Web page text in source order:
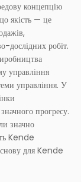
концепцію
якість — це
дослідних робіт.
управління
управління. У
прогресу.
значно
Kende
для Kende